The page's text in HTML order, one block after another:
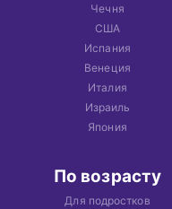
Чечня
США
Испания
Венеция
Италия
Израиль
Япония
По возрасту
Для подростков